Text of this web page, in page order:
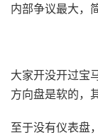
内部争议最大，
大家开没开过宝
方向盘是软的，
至于没有仪表盘